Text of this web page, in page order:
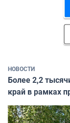
НОВОСТИ
Более 2,2
край в рамках